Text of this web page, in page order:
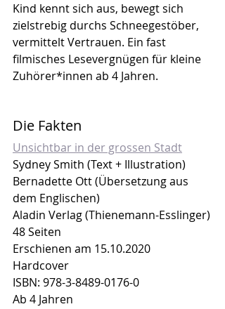
Kind kennt sich aus, bewegt sich
zielstrebig durchs Schneegestöber,
vermittelt Vertrauen. Ein fast
filmisches Lesevergnügen für kleine
Zuhörer*innen ab 4 Jahren.
Die Fakten
Unsichtbar in der grossen Stadt
Sydney Smith (Text + Illustration)
Bernadette Ott (Übersetzung aus
dem Englischen)
Aladin Verlag (Thienemann-Esslinger)
48 Seiten
Erschienen am 15.10.2020
Hardcover
ISBN: 978-3-8489-0176-0
Ab 4 Jahren